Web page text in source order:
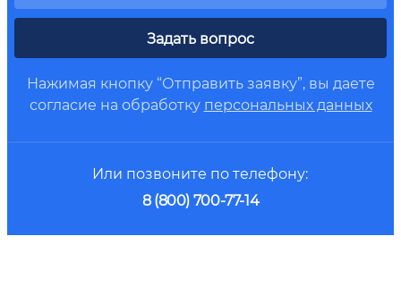
Задать вопрос
Нажимая кнопку “Отправить заявку”, вы даете
согласие на обработку персональных данных
Или позвоните по телефону:
8 (800) 700-77-14